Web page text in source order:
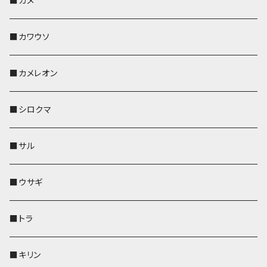
その他
靴下・ミニタオル
その他
財布
靴下・ミニタオル
その他
ペットボトルホルダー
スマホケース
財布
靴下・ミニタオル
その他
ペンホルダー
靴下・ミニタオル
財布
その他
ペンホルダー
レザートレイ
財布
靴下・ミニタオル
その他
帆布・デニム
KONBU
コインケース
AppleWatchバンド
ペットボトルホルダー
ペンホルダー
靴下・ミニタオル
財布
その他
ペンホルダー
ペットボトルホルダー
AppleWatchバンド
財布
その他
ペットボトルホルダー
キーケース
名刺入れ・カードケース
AppleWatchバンド
財布
キーケース
ペンホルダー
IDカードケース
ペットボトルホルダー
その他
リール付きストラップ
リールのみ
コインケース
名刺入れ
AppleWatchバンド
メガネケース
財布
名刺入れ・カードケース
メガネケース
リール付きストラップ
リールのみ
ストラップ付
ペットボトルホルダー
キーケース
ペンホルダー
AppleWatchバンド
コインケース
メガネケース
名刺入れ
財布
Apple Watchバンド
■カワウソ
■カメレオン
■シロクマ
■サル
■ウサギ
■トラ
■キリン